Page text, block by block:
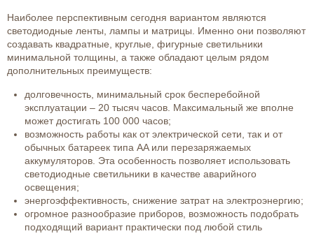
Наиболее перспективным сегодня вариантом являются
светодиодные ленты, лампы и матрицы. Именно они позволяют
создавать квадратные, круглые, фигурные светильники
минимальной толщины, а также обладают целым рядом
дополнительных преимуществ:
долговечность, минимальный срок бесперебойной
эксплуатации – 20 тысяч часов. Максимальный же вполне
может достигать 100 000 часов;
возможность работы как от электрической сети, так и от
обычных батареек типа AA или перезаряжаемых
аккумуляторов. Эта особенность позволяет использовать
светодиодные светильники в качестве аварийного
освещения;
энергоэффективность, снижение затрат на электроэнергию;
огромное разнообразие приборов, возможность подобрать
подходящий вариант практически под любой стиль